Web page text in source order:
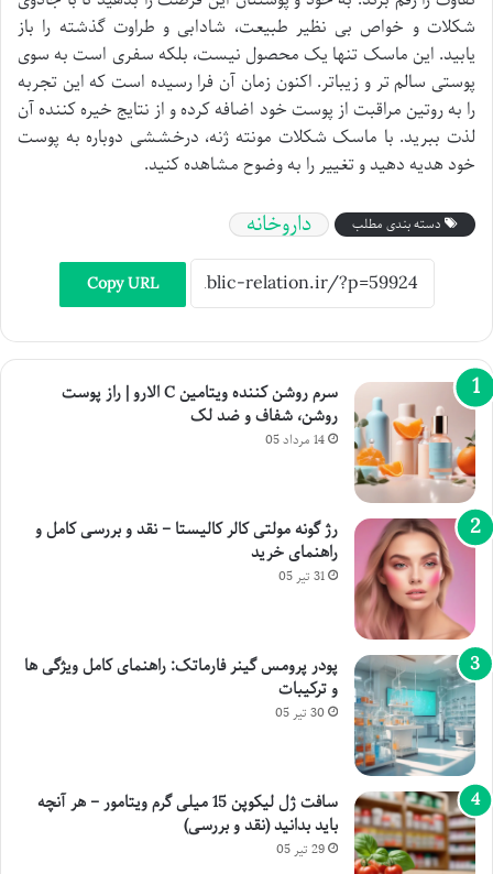
شکلات و خواص بی نظیر طبیعت، شادابی و طراوت گذشته را باز
یابید. این ماسک تنها یک محصول نیست، بلکه سفری است به سوی
پوستی سالم تر و زیباتر. اکنون زمان آن فرا رسیده است که این تجربه
را به روتین مراقبت از پوست خود اضافه کرده و از نتایج خیره کننده آن
لذت ببرید. با ماسک شکلات مونته ژنه، درخششی دوباره به پوست
خود هدیه دهید و تغییر را به وضوح مشاهده کنید.
دسته بندی مطلب داروخانه
Copy URL
سرم روشن کننده ویتامین C الارو | راز پوست
روشن، شفاف و ضد لک
14 مرداد 05
رژ گونه مولتی کالر کالیستا – نقد و بررسی کامل و
راهنمای خرید
31 تیر 05
پودر پرومس گینر فارماتک: راهنمای کامل ویژگی ها
و ترکیبات
30 تیر 05
سافت ژل لیکوپن 15 میلی گرم ویتامور – هر آنچه
باید بدانید (نقد و بررسی)
29 تیر 05